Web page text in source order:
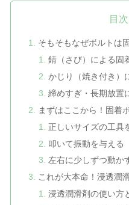
目次
そもそもなぜボルトは
錆（さび）による固
かじり（焼き付き）
締めすぎ・長期放置
まずはここから！固着
正しいサイズの工具
叩いて振動を与える
左右に少しずつ動か
これが大本命！浸透潤
浸透潤滑剤の使い方